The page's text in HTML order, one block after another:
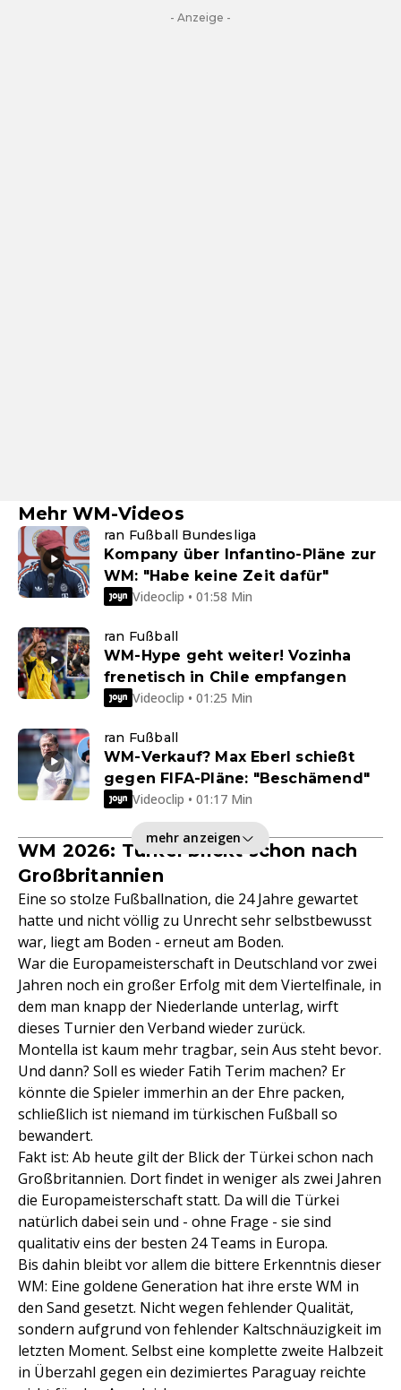
- Anzeige -
Mehr WM-Videos
ran Fußball Bundesliga
Kompany über Infantino-Pläne zur
WM: "Habe keine Zeit dafür"
Videoclip • 01:58 Min
ran Fußball
WM-Hype geht weiter! Vozinha
frenetisch in Chile empfangen
Videoclip • 01:25 Min
ran Fußball
WM-Verkauf? Max Eberl schießt
gegen FIFA-Pläne: "Beschämend"
Videoclip • 01:17 Min
mehr anzeigen
WM 2026: Türkei blickt schon nach
Großbritannien
Eine so stolze Fußballnation, die 24 Jahre gewartet
hatte und nicht völlig zu Unrecht sehr selbstbewusst
war, liegt am Boden - erneut am Boden.
War die Europameisterschaft in Deutschland vor zwei
Jahren noch ein großer Erfolg mit dem Viertelfinale, in
dem man knapp der Niederlande unterlag, wirft
dieses Turnier den Verband wieder zurück.
Montella ist kaum mehr tragbar, sein Aus steht bevor.
Und dann? Soll es wieder Fatih Terim machen? Er
könnte die Spieler immerhin an der Ehre packen,
schließlich ist niemand im türkischen Fußball so
bewandert.
Fakt ist: Ab heute gilt der Blick der Türkei schon nach
Großbritannien. Dort findet in weniger als zwei Jahren
die Europameisterschaft statt. Da will die Türkei
natürlich dabei sein und - ohne Frage - sie sind
qualitativ eins der besten 24 Teams in Europa.
Bis dahin bleibt vor allem die bittere Erkenntnis dieser
WM: Eine goldene Generation hat ihre erste WM in
den Sand gesetzt. Nicht wegen fehlender Qualität,
sondern aufgrund von fehlender Kaltschnäuzigkeit im
letzten Moment. Selbst eine komplette zweite Halbzeit
in Überzahl gegen ein dezimiertes Paraguay reichte